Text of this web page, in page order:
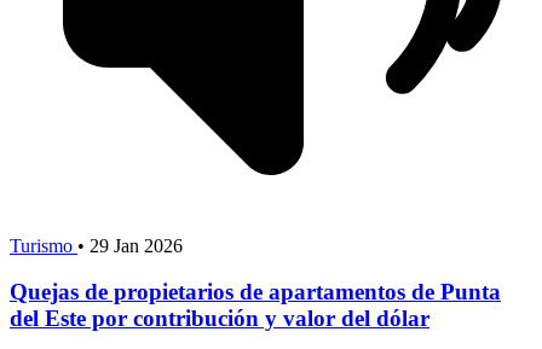
Turismo • 29 Jan 2026
Quejas de propietarios de apartamentos de Punta
del Este por contribución y valor del dólar